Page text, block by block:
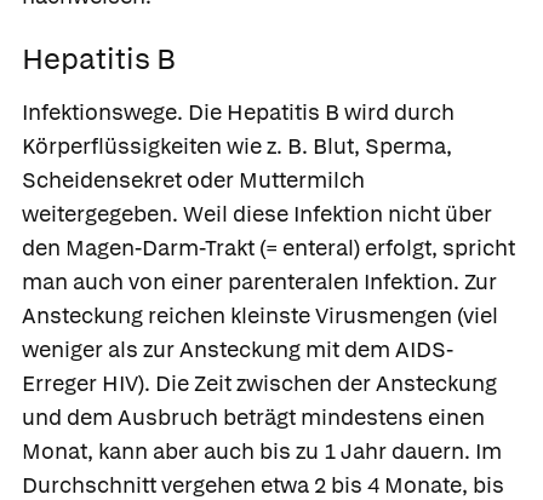
Hepatitis B
Infektionswege. Die Hepatitis B wird durch
Körperflüssigkeiten wie z. B. Blut, Sperma,
Scheidensekret oder Muttermilch
weitergegeben. Weil diese Infektion nicht über
den Magen-Darm-Trakt (= enteral) erfolgt, spricht
man auch von einer parenteralen Infektion. Zur
Ansteckung reichen kleinste Virusmengen (viel
weniger als zur Ansteckung mit dem AIDS-
Erreger HIV). Die Zeit zwischen der Ansteckung
und dem Ausbruch beträgt mindestens einen
Monat, kann aber auch bis zu 1 Jahr dauern. Im
Durchschnitt vergehen etwa 2 bis 4 Monate, bis